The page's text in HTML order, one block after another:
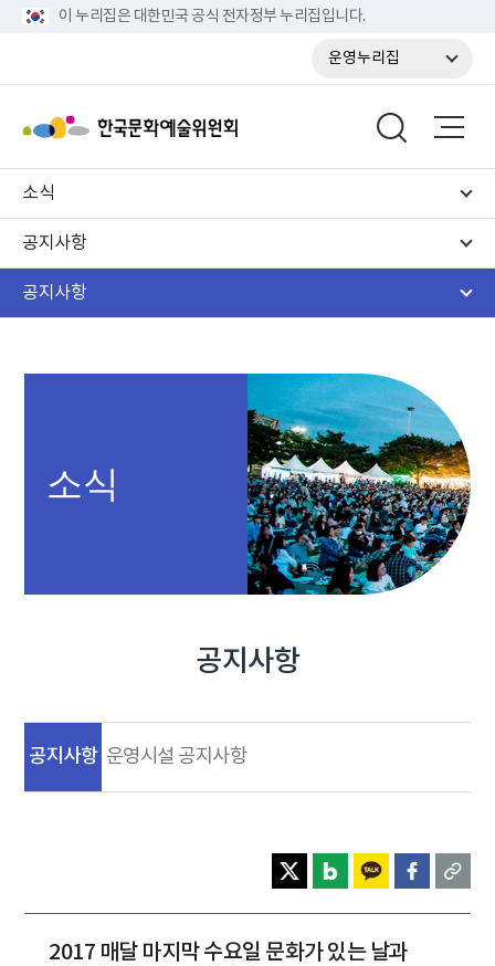
이 누리집은 대한민국 공식 전자정부 누리집입니다.
운영누리집
소식
공지사항
공지사항
소식
공지사항
공지사항 운영시설 공지사항
2017 매달 마지막 수요일 문화가 있는 날과